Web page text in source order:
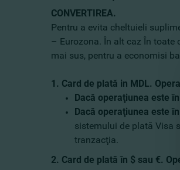
CONVERTIREA.
Pentru a evita cheltuieli
– Eurozona. În alt caz În toate
mai sus, pentru a economisi
1. Card de plată in MDL.
Dacă operaţiunea este în
Dacă operaţiunea este
sistemului de plată Visa
2. Card de plată în $ sau €.